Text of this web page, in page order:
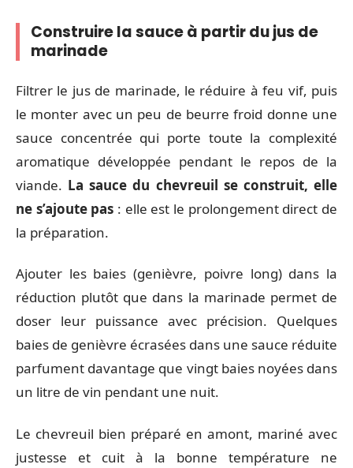
Construire la sauce à partir du jus de
marinade
Filtrer le jus de marinade, le réduire à feu vif, puis
le monter avec un peu de beurre froid donne une
sauce concentrée qui porte toute la complexité
aromatique développée pendant le repos de la
viande. La sauce du chevreuil se construit, elle
ne s’ajoute pas : elle est le prolongement direct de
la préparation.
Ajouter les baies (genièvre, poivre long) dans la
réduction plutôt que dans la marinade permet de
doser leur puissance avec précision. Quelques
baies de genièvre écrasées dans une sauce réduite
parfument davantage que vingt baies noyées dans
un litre de vin pendant une nuit.
Le chevreuil bien préparé en amont, mariné avec
justesse et cuit à la bonne température ne